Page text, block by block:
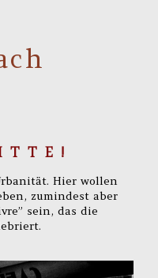
T T E !
Hier wollen
zumindest aber
sein, das die